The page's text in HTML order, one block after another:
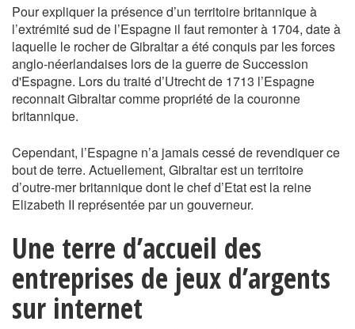
Pour expliquer la présence d’un territoire britannique à
l’extrémité sud de l’Espagne il faut remonter à 1704, date à
laquelle le rocher de Gibraltar a été conquis par les forces
anglo-néerlandaises lors de la guerre de Succession
d'Espagne. Lors du traité d’Utrecht de 1713 l’Espagne
reconnait Gibraltar comme propriété de la couronne
britannique.
Cependant, l’Espagne n’a jamais cessé de revendiquer ce
bout de terre. Actuellement, Gibraltar est un territoire
d’outre-mer britannique dont le chef d’Etat est la reine
Elizabeth II représentée par un gouverneur.
Une terre d’accueil des
entreprises de jeux d’argents
sur internet